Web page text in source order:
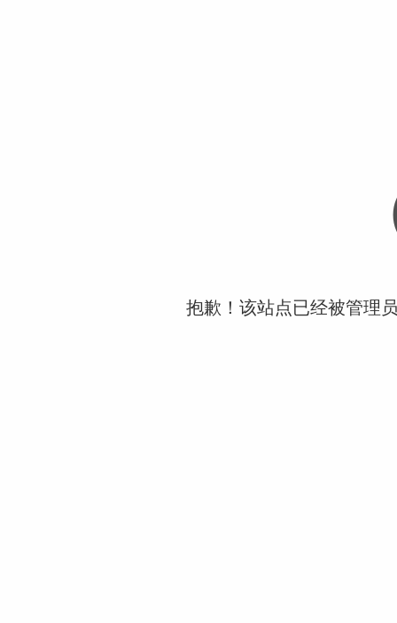
抱歉！该站点已经被管理